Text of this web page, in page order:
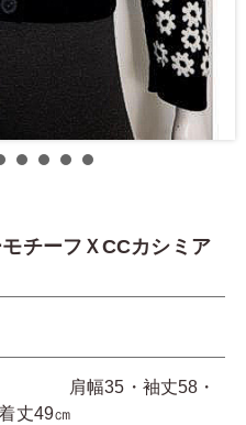
チーフＸCCカシミア
肩幅35・袖丈58・
丈49㎝